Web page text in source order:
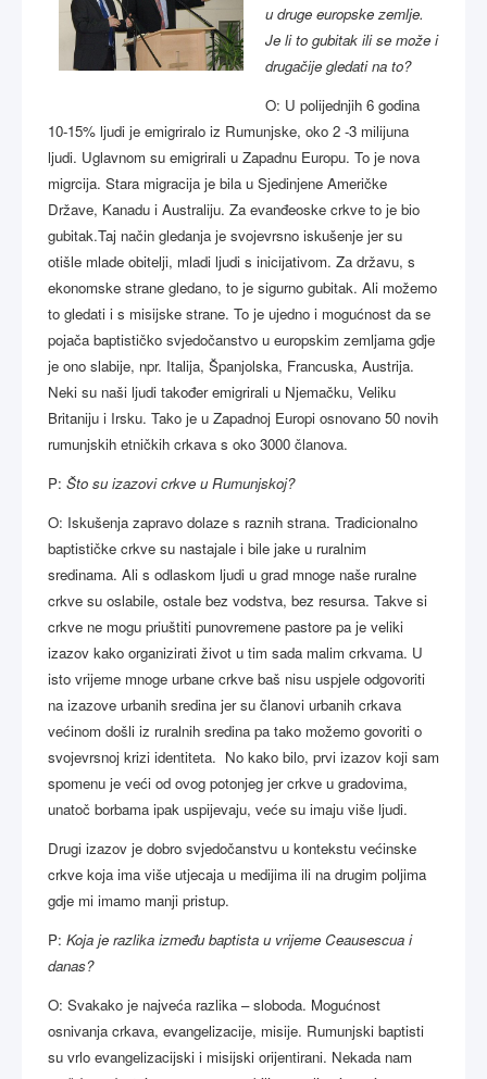
u druge europske zemlje.
Je li to gubitak ili se može i
drugačije gledati na to?
O: U polijednjih 6 godina
10-15% ljudi je emigriralo iz Rumunjske, oko 2 -3 milijuna
ljudi. Uglavnom su emigrirali u Zapadnu Europu. To je nova
migrcija. Stara migracija je bila u Sjedinjene Američke
Države, Kanadu i Australiju. Za evanđeoske crkve to je bio
gubitak.Taj način gledanja je svojevrsno iskušenje jer su
otišle mlade obitelji, mladi ljudi s inicijativom. Za državu, s
ekonomske strane gledano, to je sigurno gubitak. Ali možemo
to gledati i s misijske strane. To je ujedno i mogućnost da se
pojača baptističko svjedočanstvo u europskim zemljama gdje
je ono slabije, npr. Italija, Španjolska, Francuska, Austrija.
Neki su naši ljudi također emigrirali u Njemačku, Veliku
Britaniju i Irsku. Tako je u Zapadnoj Europi osnovano 50 novih
rumunjskih etničkih crkava s oko 3000 članova.
P: Što su izazovi crkve u Rumunjskoj?
O: Iskušenja zapravo dolaze s raznih strana. Tradicionalno
baptističke crkve su nastajale i bile jake u ruralnim
sredinama. Ali s odlaskom ljudi u grad mnoge naše ruralne
crkve su oslabile, ostale bez vodstva, bez resursa. Takve si
crkve ne mogu priuštiti punovremene pastore pa je veliki
izazov kako organizirati život u tim sada malim crkvama. U
isto vrijeme mnoge urbane crkve baš nisu uspjele odgovoriti
na izazove urbanih sredina jer su članovi urbanih crkava
većinom došli iz ruralnih sredina pa tako možemo govoriti o
svojevrsnoj krizi identiteta. No kako bilo, prvi izazov koji sam
spomenu je veći od ovog potonjeg jer crkve u gradovima,
unatoč borbama ipak uspijevaju, veće su imaju više ljudi.
Drugi izazov je dobro svjedočanstvu u kontekstu većinske
crkve koja ima više utjecaja u medijima ili na drugim poljima
gdje mi imamo manji pristup.
P: Koja je razlika između baptista u vrijeme Ceausescua i
danas?
O: Svakako je najveća razlika – sloboda. Mogućnost
osnivanja crkava, evangelizacije, misije. Rumunjski baptisti
su vrlo evangelizacijski i misijski orijentirani. Nekada nam